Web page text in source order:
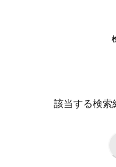
該当する検索